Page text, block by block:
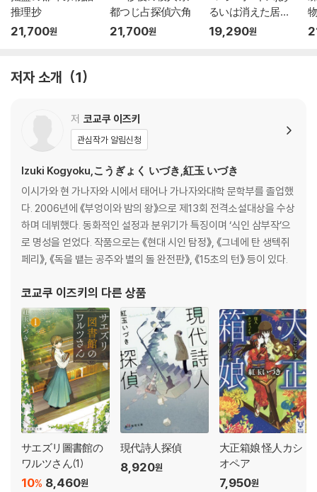
推理抄
21,700원
都つじ占探偵六角
21,700원
るいは消えた居酒
屋の
19,290원
저자 소개 1
저 코교쿠 이즈키
관심작가 알림신청
Izuki Kogyoku,こうぎょく いづき,紅玉 いづき
이시가와 현 가나자와 시에서 태어나 가나자와대학 문학부를 졸업했
다. 2006년에 《부엉이와 밤의 왕》으로 제13회 전격소설대상을 수상
하며 데뷔했다. 동화적인 설정과 분위기가 특징이며 ‘식인 삼부작’으
로 명성을 얻었다. 작품으로는 《현대 시인 탐정》, 《그네에 탄 생텍쥐
페리》, 《독을 뱉는 공주와 별의 돌 완전판》, 《15초의 턴》 등이 있다.
코교쿠 이즈키 의 다른 상품
サエズリ圖書館の
ワルツさん(1)
8,460원
10%
現代詩人探偵
8,920원
大正箱娘 怪人カシ
オペア
7,950원